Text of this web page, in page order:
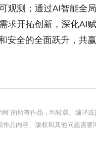
观测；通过AI智能全
求开拓创新，深化AI
安全的全面跃升，共
"的所有作品，均转载、编译
品内容、版权和其他问题需